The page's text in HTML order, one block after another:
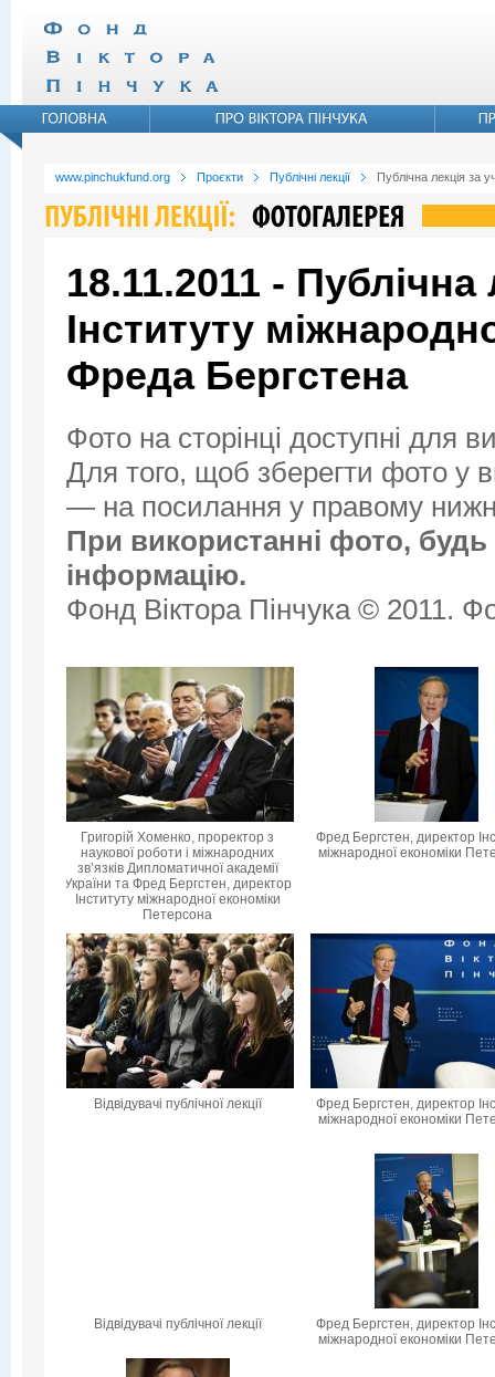
www.pinchukfund.org Проєкти Публічні лекції Публічна лекція за
18.11.2011 - Публічна
Інституту
Фреда Бергстена
Фото на сторінці доступні для
Для того, щоб зберегти фото у
— на посилання у правому
При використанні фото, будь
інформацію.
Фонд Віктора Пінчука © 2011.
Григорій Хоменко, проректор з
наукової роботи і міжнародних
зв’язків Дипломатичної академії
України та Фред Бергстен, директор
Інституту міжнародної економіки
Петерсона
Фред Бергстен, директор
міжнародної економіки
Відвідувачі публічної лекції
Фред Бергстен, директор
міжнародної економіки
Відвідувачі публічної лекції
Фред Бергстен, директор
міжнародної економіки